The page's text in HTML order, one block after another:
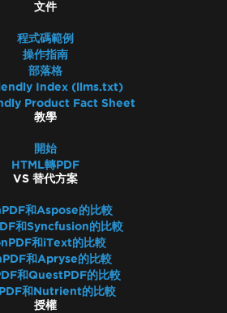
文件
程式碼範例
操作指南
部落格
Index (llms.txt)
Product Fact Sheet
教學
開始
HTML轉PDF
VS 替代方案
和Aspose的比較
和Syncfusion的比較
和iText的比較
和Apryse的比較
和QuestPDF的比較
和Nutrient的比較
授權